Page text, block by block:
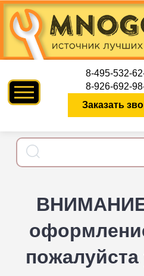
8-495-532-
8-926-692-
Заказать
пожалуйста